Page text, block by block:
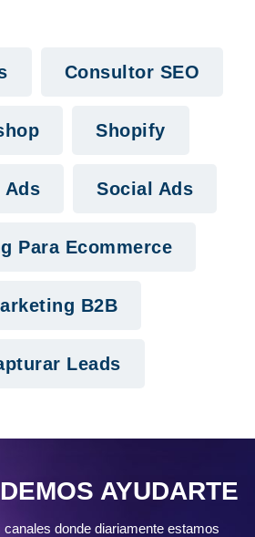
Consultor SEO
Shopify
Ads Social Ads
Para Ecommerce
B2B
Leads
AYUDARTE
donde diariamente estamos